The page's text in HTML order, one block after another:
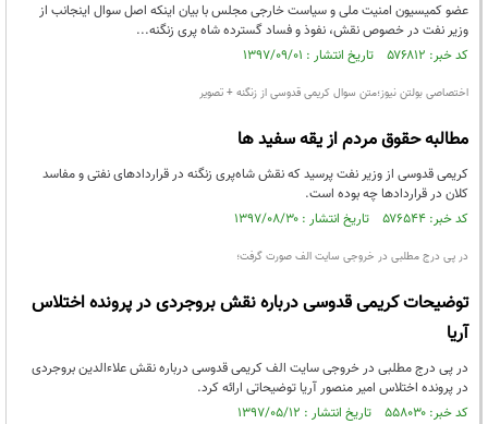
عضو کمیسیون امنیت ملی و سیاست خارجی مجلس با بیان اینکه اصل سوال اینجانب از
وزیر نفت در خصوص نقش، نفوذ و فساد گسترده شاه پری زنگنه...
کد خبر: ۵۷۶۸۱۲ تاریخ انتشار : ۱۳۹۷/۰۹/۰۱
اختصاصی بولتن نیوز؛متن سوال کریمی قدوسی از زنگنه + تصویر
مطالبه حقوق مردم از یقه سفید ها
کریمی قدوسی از وزیر نفت پرسید که نقش شاه‌پری زنگنه در قراردادهای نفتی و مفاسد
کلان در قراردادها چه بوده است.
کد خبر: ۵۷۶۵۴۴ تاریخ انتشار : ۱۳۹۷/۰۸/۳۰
در پی درج مطلبی در خروجی سایت الف صورت گرفت؛
توضیحات کریمی قدوسی درباره نقش بروجردی در پرونده اختلاس
آریا
در پی درج مطلبی در خروجی سایت الف کریمی قدوسی درباره نقش علاءالدین بروجردی
در پرونده اختلاس امیر منصور آریا توضیحاتی ارائه کرد.
کد خبر: ۵۵۸۰۳۰ تاریخ انتشار : ۱۳۹۷/۰۵/۱۲